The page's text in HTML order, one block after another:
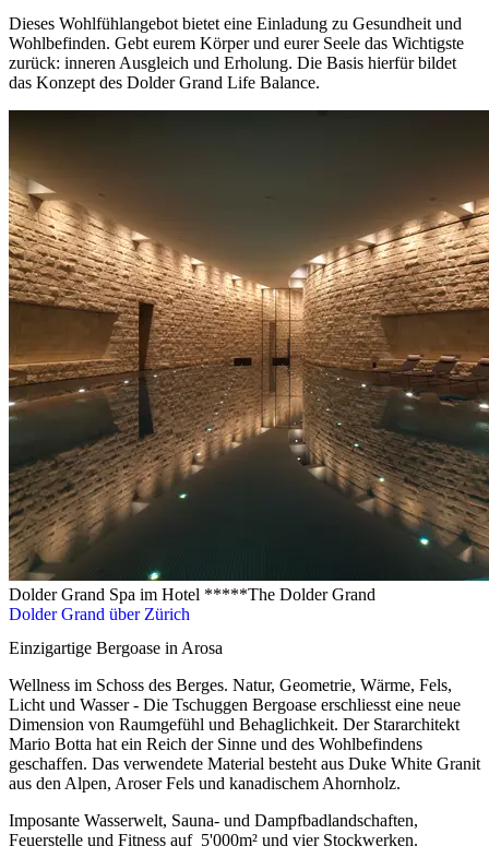
Dieses Wohlfühlangebot bietet eine Einladung zu Gesundheit und
Wohlbefinden. Gebt eurem Körper und eurer Seele das Wichtigste
zurück: inneren Ausgleich und Erholung. Die Basis hierfür bildet
das Konzept des Dolder Grand Life Balance.
Dolder Grand Spa im Hotel *****The Dolder Grand
Dolder Grand über Zürich
Einzigartige Bergoase in Arosa
Wellness im Schoss des Berges. Natur, Geometrie, Wärme, Fels,
Licht und Wasser - Die Tschuggen Bergoase erschliesst eine neue
Dimension von Raumgefühl und Behaglichkeit. Der Stararchitekt
Mario Botta hat ein Reich der Sinne und des Wohlbefindens
geschaffen. Das verwendete Material besteht aus Duke White Granit
aus den Alpen, Aroser Fels und kanadischem Ahornholz.
Imposante Wasserwelt, Sauna- und Dampfbadlandschaften,
Feuerstelle und Fitness auf 5'000m² und vier Stockwerken.